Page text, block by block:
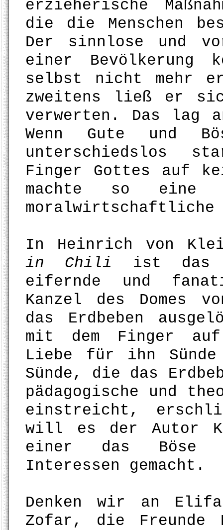
erzieherische
die die Menschen
Der sinnlose und
einer Bevölkerung
selbst nicht mehr
zweitens ließ er
verwerten. Das lag
Wenn Gute und
unterschiedslos
Finger Gottes auf
machte so eine
moralwirtschaftliche
In Heinrich von
in Chili ist das
eifernde und
Kanzel des Domes
das Erdbeben
mit dem Finger auf
Liebe für ihn
Sünde, die das
pädagogische und
einstreicht,
will es der Autor
einer das Böse
Interessen gemacht.
Denken wir an
Zofar, die Freunde